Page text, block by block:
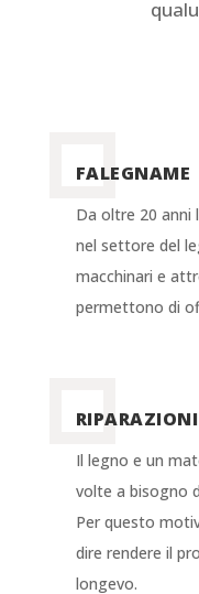
FALEGNAME
Da oltre 20 anni
nel settore del
macchinari e
permettono di
Il legno e un
volte a bisogno
Per questo
dire rendere il
longevo.